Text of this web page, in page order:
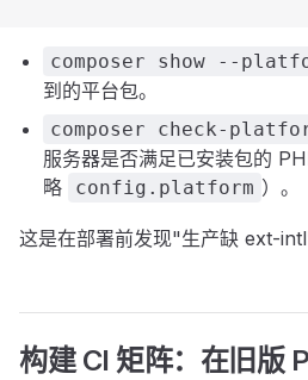
composer show --
到的平台包。
composer check-
服务器是否满足已安装包的
略
config.platform ）。
这是在部署前发现"生产缺 ext-
构建 CI 矩阵：在旧版